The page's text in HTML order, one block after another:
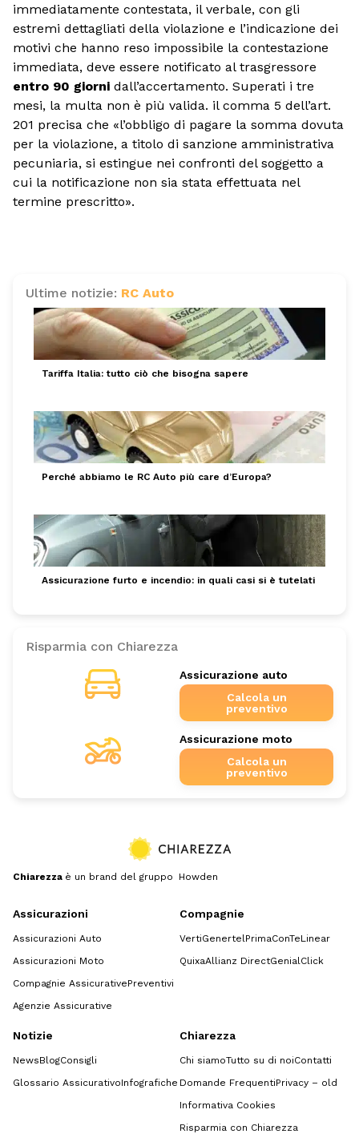
immediatamente contestata, il verbale, con gli
estremi dettagliati della violazione e l’indicazione dei
motivi che hanno reso impossibile la contestazione
immediata, deve essere notificato al trasgressore
entro 90 giorni dall’accertamento. Superati i tre
mesi, la multa non è più valida. il comma 5 dell’art.
201 precisa che «l’obbligo di pagare la somma dovuta
per la violazione, a titolo di sanzione amministrativa
pecuniaria, si estingue nei confronti del soggetto a
cui la notificazione non sia stata effettuata nel
termine prescritto».
Ultime notizie: RC Auto
Tariffa Italia: tutto ciò che bisogna sapere
Perché abbiamo le RC Auto più care d’Europa?
Assicurazione furto e incendio: in quali casi si è tutelati
Risparmia con Chiarezza
Assicurazione auto
Calcola un
preventivo
Assicurazione moto
Calcola un
preventivo
Chiarezza è un brand del gruppo Howden
Assicurazioni
Assicurazioni Auto
Assicurazioni Moto
Compagnie AssicurativePreventivi
Agenzie Assicurative
Compagnie
VertiGenertelPrimaConTeLinear
QuixaAllianz DirectGenialClick
Notizie
NewsBlogConsigli
Glossario AssicurativoInfografiche
Chiarezza
Chi siamoTutto su di noiContatti
Domande FrequentiPrivacy – old
Informativa Cookies
Risparmia con Chiarezza